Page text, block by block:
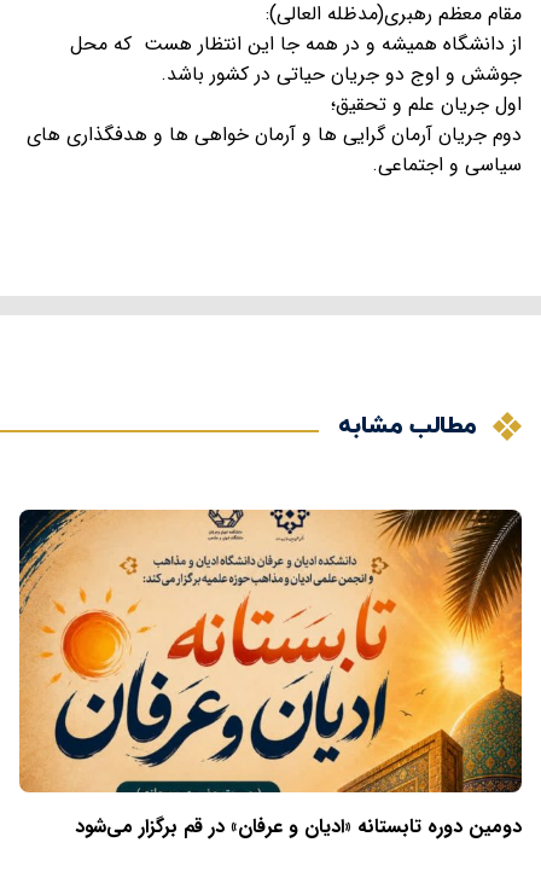
مقام معظم رهبری(مدظله العالی):
از دانشگاه همیشه و در همه جا این انتظار هست که محل
جوشش و اوج دو جریان حیاتی در کشور باشد.
اول جریان علم و تحقیق؛
دوم جریان آرمان گرایی ها و آرمان خواهی ها و هدفگذاری های
سیاسی و اجتماعی.
مطالب مشابه
دومین دوره تابستانه «ادیان و عرفان» در قم برگزار می‌شود